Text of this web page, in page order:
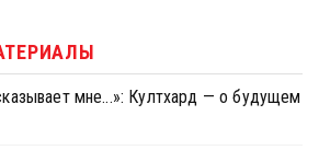
мне...»: Култхард — о будущем